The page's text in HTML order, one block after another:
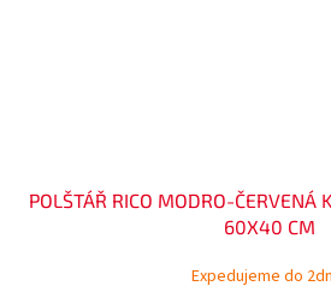
POLŠTÁŘ RICO MODRO-ČERVENÁ
60X40 CM
Expedujeme do